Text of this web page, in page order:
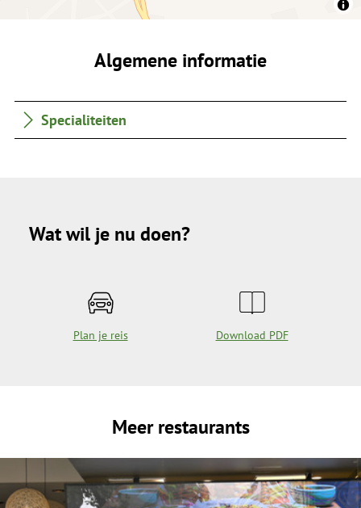
Algemene informatie
Specialiteiten
Wat wil je nu doen?
Plan je reis Download PDF
Meer restaurants